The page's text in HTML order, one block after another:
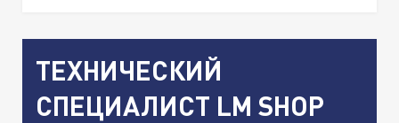
ТЕХНИЧЕСКИЙ
СПЕЦИАЛИСТ LM SHOP